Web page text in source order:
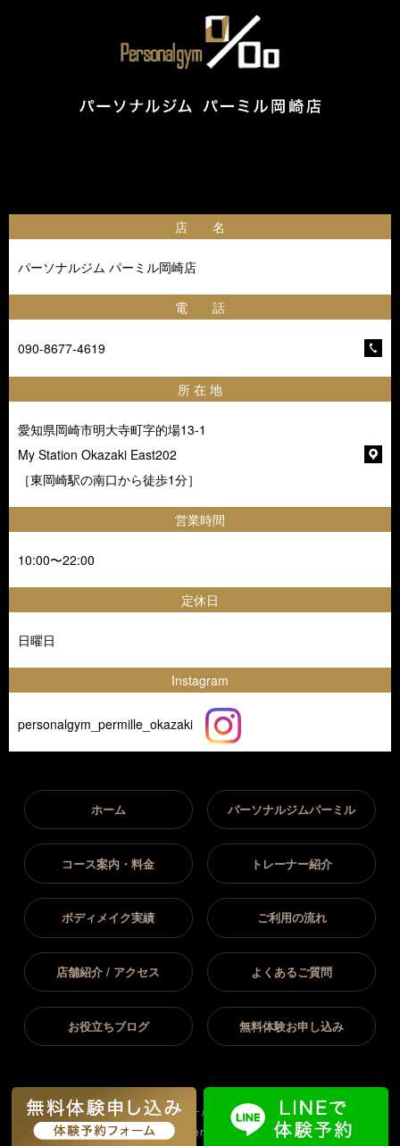
店 名
パーソナルジム パーミル岡崎店
電 話
090-8677-4619
所 在 地
愛知県岡崎市明大寺町字的場13-1
My Station Okazaki East202
［東岡崎駅の南口から徒歩1分］
営業時間
10:00〜22:00
定休日
日曜日
Instagram
personalgym_permille_okazaki
ホーム パーソナルジムパーミル
コース案内・料金 トレーナー紹介
ボディメイク実績 ご利用の流れ
店舗紹介 / アクセス よくあるご質問
お役立ちブログ 無料体験お申し込み
Copyright(C) 2026岡崎市｜パーソナルジム パーミル岡崎店.All Rights
Reserved.